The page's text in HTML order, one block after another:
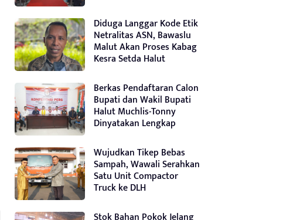
Diduga Langgar Kode Etik
Netralitas ASN, Bawaslu
Malut Akan Proses Kabag
Kesra Setda Halut
Berkas Pendaftaran Calon
Bupati dan Wakil Bupati
Halut Muchlis-Tonny
Dinyatakan Lengkap
Wujudkan Tikep Bebas
Sampah, Wawali Serahkan
Satu Unit Compactor
Truck ke DLH